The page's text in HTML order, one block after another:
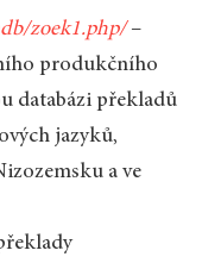
zoek1.php/–
produkčního
databázi překladů
jazyků,
a ve